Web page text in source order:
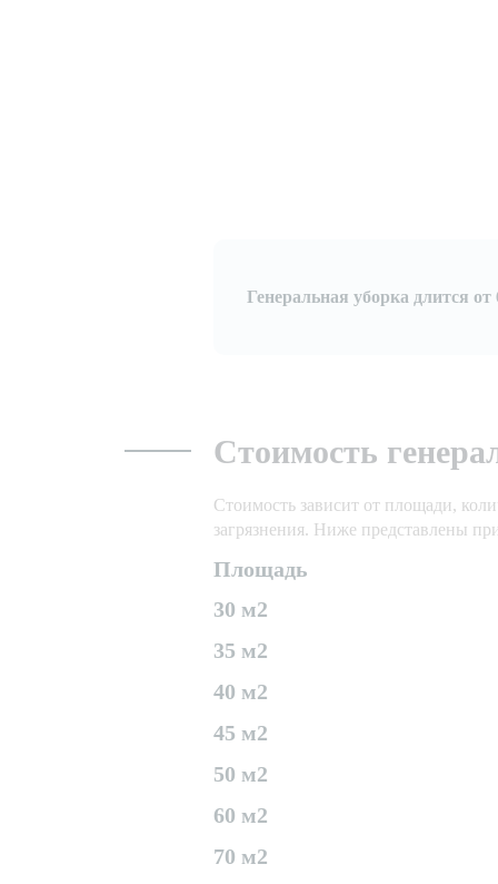
Генеральная уборка длится
Стоимость
Стоимость зависит от площади,
загрязнения. Ниже представлены
Площадь
30 м2
35 м2
40 м2
45 м2
50 м2
60 м2
70 м2